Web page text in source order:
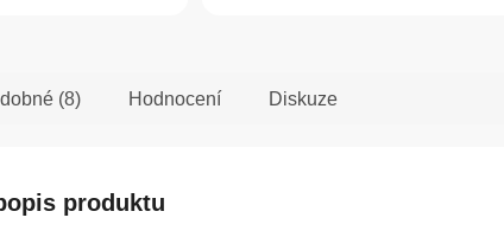
(8) Hodnocení Diskuze
produktu